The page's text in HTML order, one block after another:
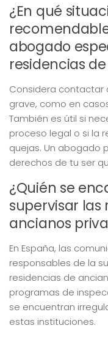
¿En qué
abogado
residencias
Considera contactar
grave, como en
También es útil si
proceso legal o si la
quejas. Un abogado
derechos de tu ser
¿Quién se
supervisar las
ancianos
En España, las
responsables de la
residencias de
programas de
se encuentran
estas instituciones.